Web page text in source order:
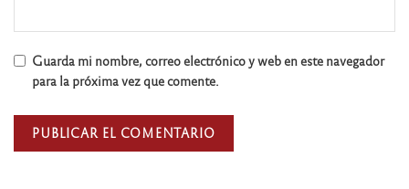
Guarda mi nombre, correo electrónico y web en este navegador
para la próxima vez que comente.